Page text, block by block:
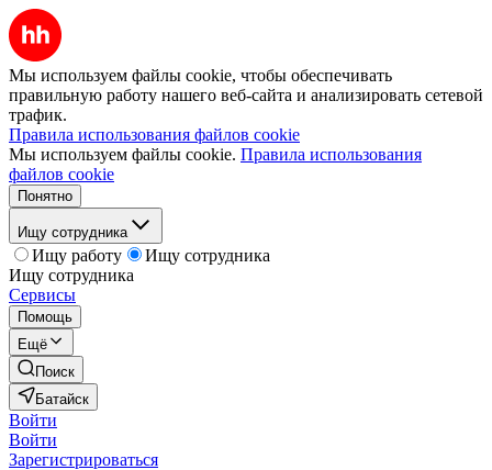
Мы используем файлы cookie, чтобы обеспечивать
правильную работу нашего веб-сайта и анализировать сетевой
трафик.
Правила использования файлов cookie
Мы используем файлы cookie. Правила использования
файлов cookie
Понятно
Ищу сотрудника
Ищу работу
Ищу сотрудника
Ищу сотрудника
Сервисы
Помощь
Ещё
Поиск
Батайск
Войти
Войти
Зарегистрироваться